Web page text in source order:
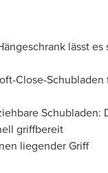
lässt
Close-
Schubladen:
griffbereit
liegender Griff